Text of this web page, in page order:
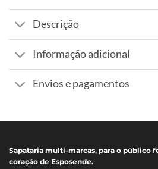
Descrição
Informação adicional
Envios e pagamentos
Sapataria multi-marcas, para o público
coração de Esposende.